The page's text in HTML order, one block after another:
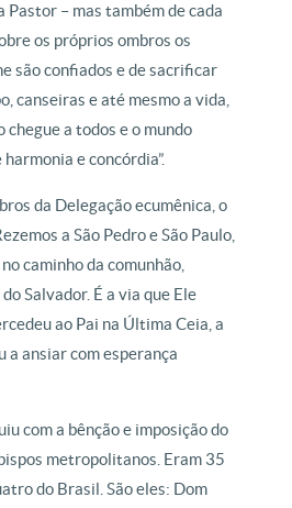
Pastor – mas também de cada
os próprios ombros os
são confiados e de sacrificar
canseiras e até mesmo a vida,
chegue a todos e o mundo
e concórdia”.
da Delegação ecumênica, o
a São Pedro e São Paulo,
caminho da comunhão,
Salvador. É a via que Ele
ao Pai na Última Ceia, a
a ansiar com esperança
com a bênção e imposição do
metropolitanos. Eram 35
do Brasil. São eles: Dom